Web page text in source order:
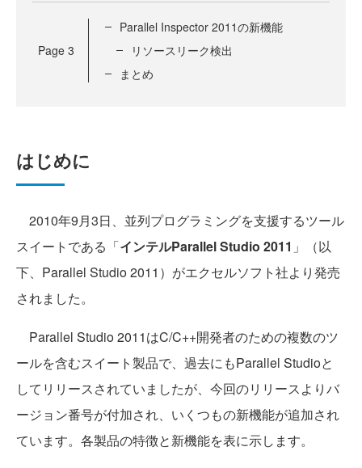
Page 3
Parallel Inspector 2011の新機能
リソースリーク検出
まとめ
はじめに
2010年9月3日、並列プログラミングを支援するツール
スイートである「インテルParallel Studio 2011 」（以
下、Parallel Studio 2011）がエクセルソフト社より発売
されました。
Parallel Studio 2011はC/C++開発者のための複数のツ
ールを含むスイート製品で、過去にもParallel Studioと
してリリースされていましたが、今回のリリースよりバ
ージョン番号が付加され、いくつもの新機能が追加され
ています。各製品の特徴と新機能を表に示します。